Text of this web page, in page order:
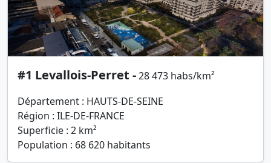
#1 Levallois-Perret -28 473 habs/km²
Département : HAUTS-DE-SEINE
Région : ILE-DE-FRANCE
Superficie : 2 km²
Population : 68 620 habitants